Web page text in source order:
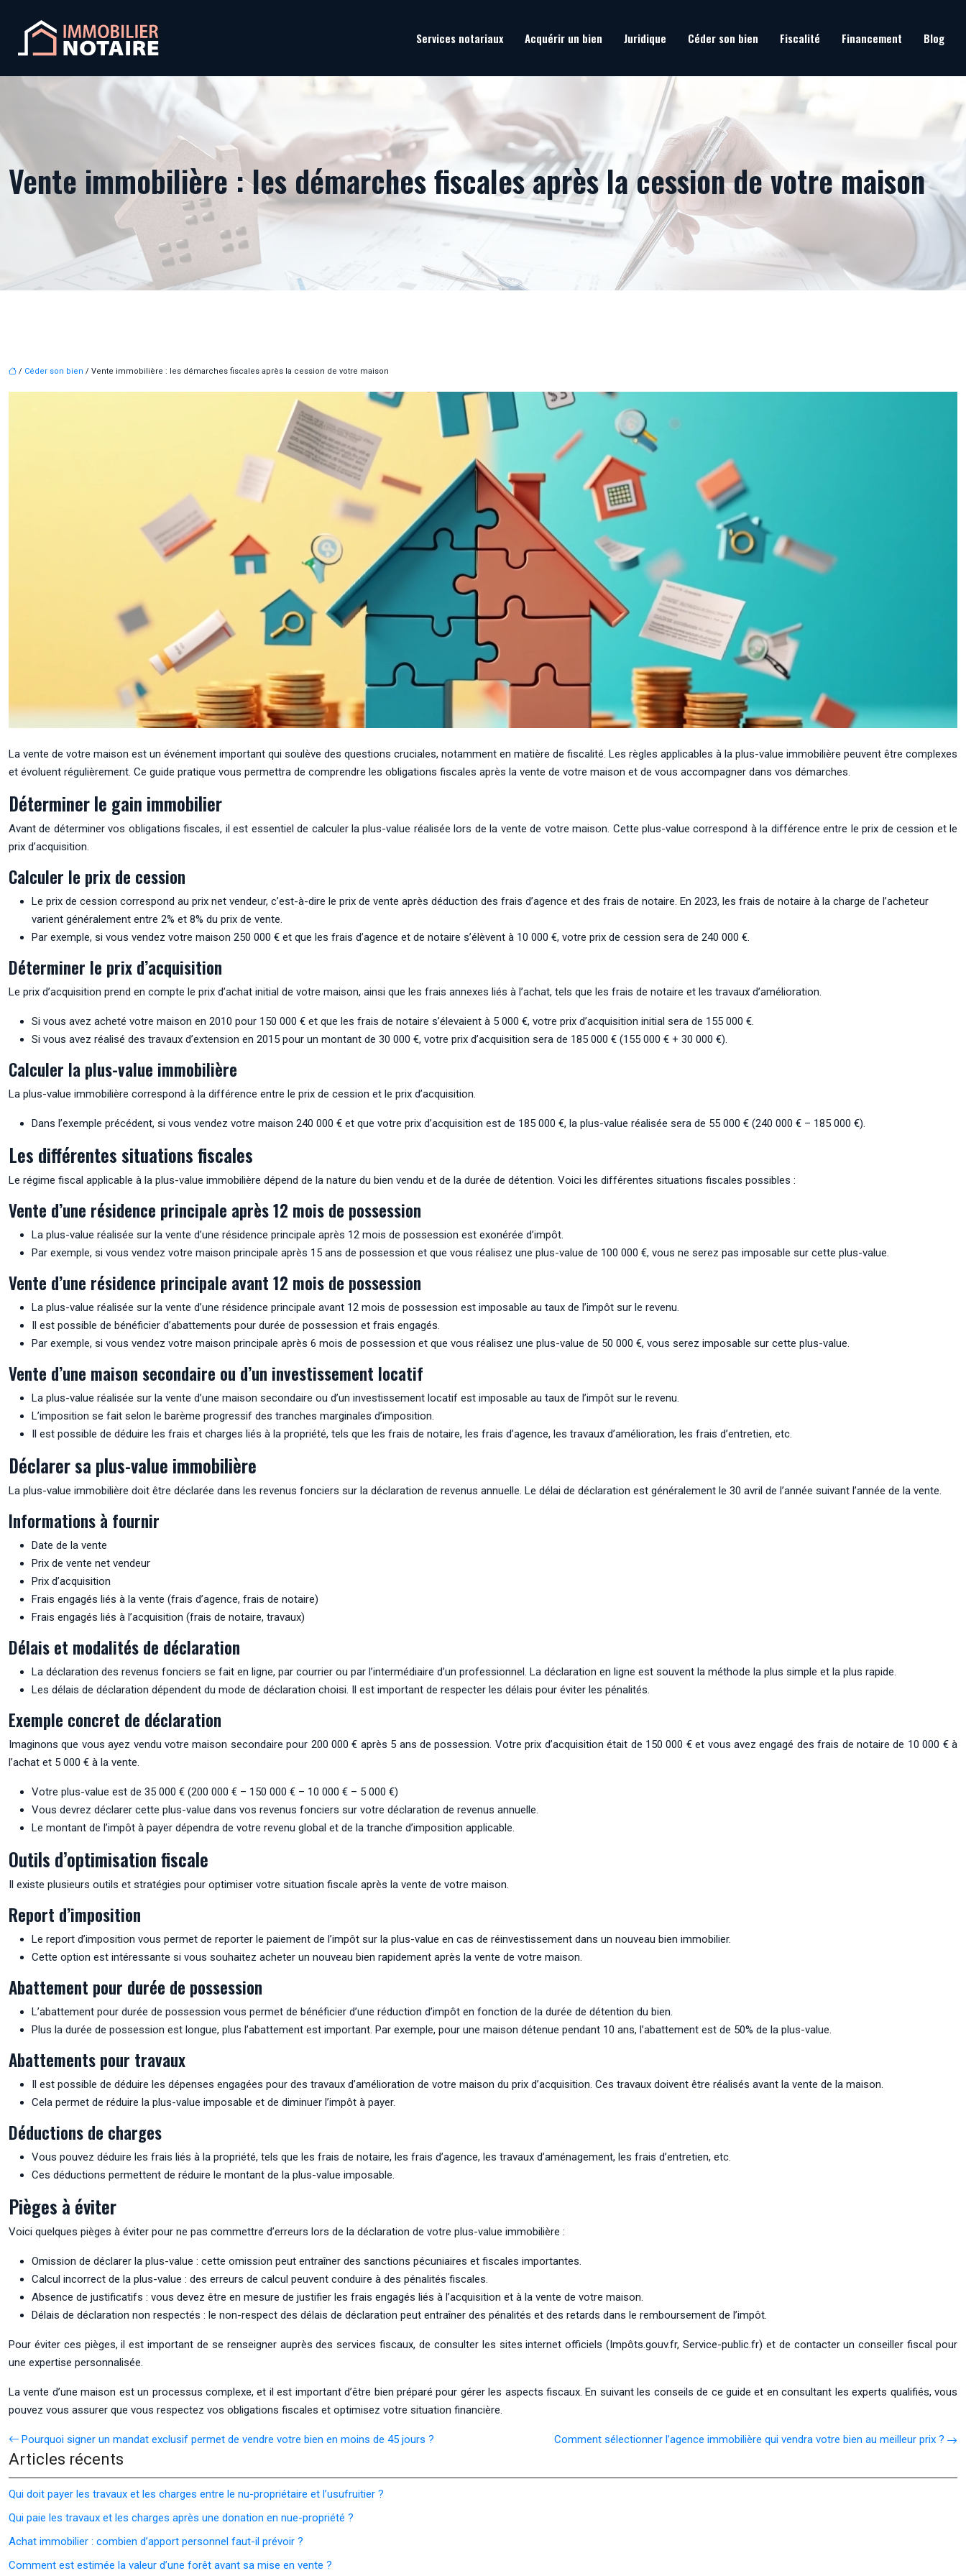
Services notariaux Acquérir un bien Juridique Céder son bien Fiscalité Financement Blog
Vente immobilière : les démarches fiscales après la cession de votre maison
/ Céder son bien / Vente immobilière : les démarches fiscales après la cession de votre maison
La vente de votre maison est un événement important qui soulève des questions cruciales, notamment en matière de fiscalité. Les règles applicables à la plus-value immobilière peuvent être complexes
et évoluent régulièrement. Ce guide pratique vous permettra de comprendre les obligations fiscales après la vente de votre maison et de vous accompagner dans vos démarches.
Déterminer le gain immobilier
Avant de déterminer vos obligations fiscales, il est essentiel de calculer la plus-value réalisée lors de la vente de votre maison. Cette plus-value correspond à la différence entre le prix de cession et le
prix d’acquisition.
Calculer le prix de cession
Le prix de cession correspond au prix net vendeur, c’est-à-dire le prix de vente après déduction des frais d’agence et des frais de notaire. En 2023, les frais de notaire à la charge de l’acheteur
varient généralement entre 2% et 8% du prix de vente.
Par exemple, si vous vendez votre maison 250 000 € et que les frais d’agence et de notaire s’élèvent à 10 000 €, votre prix de cession sera de 240 000 €.
Déterminer le prix d’acquisition
Le prix d’acquisition prend en compte le prix d’achat initial de votre maison, ainsi que les frais annexes liés à l’achat, tels que les frais de notaire et les travaux d’amélioration.
Si vous avez acheté votre maison en 2010 pour 150 000 € et que les frais de notaire s’élevaient à 5 000 €, votre prix d’acquisition initial sera de 155 000 €.
Si vous avez réalisé des travaux d’extension en 2015 pour un montant de 30 000 €, votre prix d’acquisition sera de 185 000 € (155 000 € + 30 000 €).
Calculer la plus-value immobilière
La plus-value immobilière correspond à la différence entre le prix de cession et le prix d’acquisition.
Dans l’exemple précédent, si vous vendez votre maison 240 000 € et que votre prix d’acquisition est de 185 000 €, la plus-value réalisée sera de 55 000 € (240 000 € – 185 000 €).
Les différentes situations fiscales
Le régime fiscal applicable à la plus-value immobilière dépend de la nature du bien vendu et de la durée de détention. Voici les différentes situations fiscales possibles :
Vente d’une résidence principale après 12 mois de possession
La plus-value réalisée sur la vente d’une résidence principale après 12 mois de possession est exonérée d’impôt.
Par exemple, si vous vendez votre maison principale après 15 ans de possession et que vous réalisez une plus-value de 100 000 €, vous ne serez pas imposable sur cette plus-value.
Vente d’une résidence principale avant 12 mois de possession
La plus-value réalisée sur la vente d’une résidence principale avant 12 mois de possession est imposable au taux de l’impôt sur le revenu.
Il est possible de bénéficier d’abattements pour durée de possession et frais engagés.
Par exemple, si vous vendez votre maison principale après 6 mois de possession et que vous réalisez une plus-value de 50 000 €, vous serez imposable sur cette plus-value.
Vente d’une maison secondaire ou d’un investissement locatif
La plus-value réalisée sur la vente d’une maison secondaire ou d’un investissement locatif est imposable au taux de l’impôt sur le revenu.
L’imposition se fait selon le barème progressif des tranches marginales d’imposition.
Il est possible de déduire les frais et charges liés à la propriété, tels que les frais de notaire, les frais d’agence, les travaux d’amélioration, les frais d’entretien, etc.
Déclarer sa plus-value immobilière
La plus-value immobilière doit être déclarée dans les revenus fonciers sur la déclaration de revenus annuelle. Le délai de déclaration est généralement le 30 avril de l’année suivant l’année de la vente.
Informations à fournir
Date de la vente
Prix de vente net vendeur
Prix d’acquisition
Frais engagés liés à la vente (frais d’agence, frais de notaire)
Frais engagés liés à l’acquisition (frais de notaire, travaux)
Délais et modalités de déclaration
La déclaration des revenus fonciers se fait en ligne, par courrier ou par l’intermédiaire d’un professionnel. La déclaration en ligne est souvent la méthode la plus simple et la plus rapide.
Les délais de déclaration dépendent du mode de déclaration choisi. Il est important de respecter les délais pour éviter les pénalités.
Exemple concret de déclaration
Imaginons que vous ayez vendu votre maison secondaire pour 200 000 € après 5 ans de possession. Votre prix d’acquisition était de 150 000 € et vous avez engagé des frais de notaire de 10 000 € à
l’achat et 5 000 € à la vente.
Votre plus-value est de 35 000 € (200 000 € – 150 000 € – 10 000 € – 5 000 €)
Vous devrez déclarer cette plus-value dans vos revenus fonciers sur votre déclaration de revenus annuelle.
Le montant de l’impôt à payer dépendra de votre revenu global et de la tranche d’imposition applicable.
Outils d’optimisation fiscale
Il existe plusieurs outils et stratégies pour optimiser votre situation fiscale après la vente de votre maison.
Report d’imposition
Le report d’imposition vous permet de reporter le paiement de l’impôt sur la plus-value en cas de réinvestissement dans un nouveau bien immobilier.
Cette option est intéressante si vous souhaitez acheter un nouveau bien rapidement après la vente de votre maison.
Abattement pour durée de possession
L’abattement pour durée de possession vous permet de bénéficier d’une réduction d’impôt en fonction de la durée de détention du bien.
Plus la durée de possession est longue, plus l’abattement est important. Par exemple, pour une maison détenue pendant 10 ans, l’abattement est de 50% de la plus-value.
Abattements pour travaux
Il est possible de déduire les dépenses engagées pour des travaux d’amélioration de votre maison du prix d’acquisition. Ces travaux doivent être réalisés avant la vente de la maison.
Cela permet de réduire la plus-value imposable et de diminuer l’impôt à payer.
Déductions de charges
Vous pouvez déduire les frais liés à la propriété, tels que les frais de notaire, les frais d’agence, les travaux d’aménagement, les frais d’entretien, etc.
Ces déductions permettent de réduire le montant de la plus-value imposable.
Pièges à éviter
Voici quelques pièges à éviter pour ne pas commettre d’erreurs lors de la déclaration de votre plus-value immobilière :
Omission de déclarer la plus-value : cette omission peut entraîner des sanctions pécuniaires et fiscales importantes.
Calcul incorrect de la plus-value : des erreurs de calcul peuvent conduire à des pénalités fiscales.
Absence de justificatifs : vous devez être en mesure de justifier les frais engagés liés à l’acquisition et à la vente de votre maison.
Délais de déclaration non respectés : le non-respect des délais de déclaration peut entraîner des pénalités et des retards dans le remboursement de l’impôt.
Pour éviter ces pièges, il est important de se renseigner auprès des services fiscaux, de consulter les sites internet officiels (Impôts.gouv.fr, Service-public.fr) et de contacter un conseiller fiscal pour
une expertise personnalisée.
La vente d’une maison est un processus complexe, et il est important d’être bien préparé pour gérer les aspects fiscaux. En suivant les conseils de ce guide et en consultant les experts qualifiés, vous
pouvez vous assurer que vous respectez vos obligations fiscales et optimisez votre situation financière.
Pourquoi signer un mandat exclusif permet de vendre votre bien en moins de 45 jours ? Comment sélectionner l’agence immobilière qui vendra votre bien au meilleur prix ?
Articles récents
Qui doit payer les travaux et les charges entre le nu-propriétaire et l’usufruitier ?
Qui paie les travaux et les charges après une donation en nue-propriété ?
Achat immobilier : combien d’apport personnel faut-il prévoir ?
Comment est estimée la valeur d’une forêt avant sa mise en vente ?